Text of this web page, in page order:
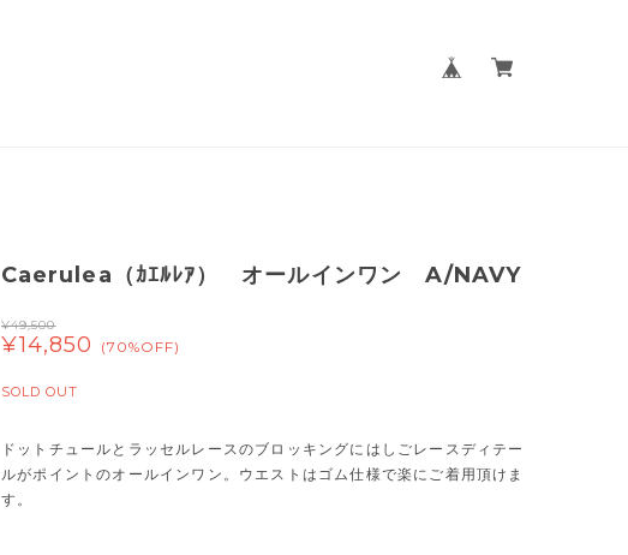
Caerulea（ｶｴﾙﾚｱ） オールインワン A/NAVY
¥49,500
¥14,850 (70%OFF)
SOLD OUT
ドットチュールとラッセルレースのブロッキングにはしごレースディテー
ルがポイントのオールインワン。ウエストはゴム仕様で楽にご着用頂けま
す。